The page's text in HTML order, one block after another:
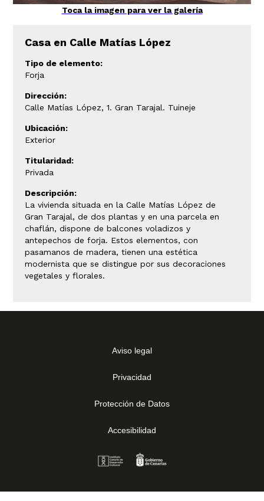
Toca la imagen para ver la galería
Casa en Calle Matías López
Tipo de elemento:
Forja
Dirección:
Calle Matías López, 1. Gran Tarajal. Tuineje
Ubicación:
Exterior
Titularidad:
Privada
Descripción:
La vivienda situada en la Calle Matías López de
Gran Tarajal, de dos plantas y en una parcela en
chaflán, dispone de balcones voladizos y
antepechos de forja. Estos elementos, con
pasamanos de madera, tienen una estética
modernista que se distingue por sus decoraciones
vegetales y florales.
Aviso legal
Privacidad
Protección de Datos
Accesibilidad